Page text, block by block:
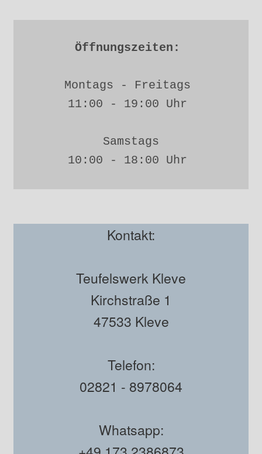
Öffnungszeiten:
Montags - Freitags
11:00 - 19:00 Uhr
Samstags
10:00 - 18:00 Uhr
Kontakt:
Teufelswerk Kleve
Kirchstraße 1
47533 Kleve
Telefon:
02821 - 8978064
Whatsapp: